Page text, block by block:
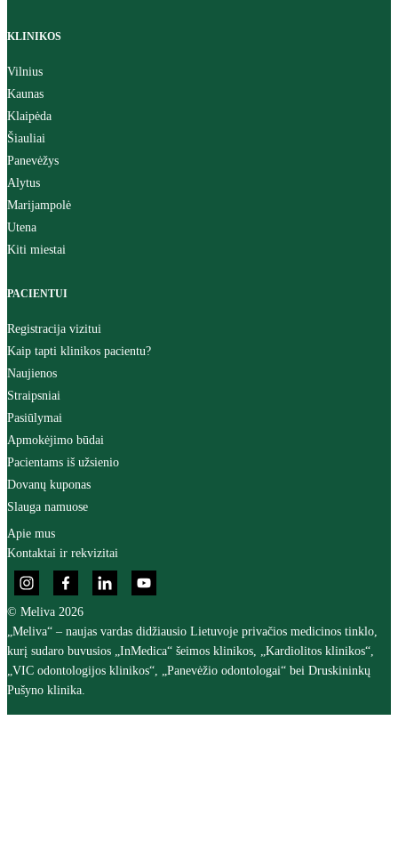
KLINIKOS
Vilnius
Kaunas
Klaipėda
Šiauliai
Panevėžys
Alytus
Marijampolė
Utena
Kiti miestai
PACIENTUI
Registracija vizitui
Kaip tapti klinikos pacientu?
Naujienos
Straipsniai
Pasiūlymai
Apmokėjimo būdai
Pacientams iš užsienio
Dovanų kuponas
Slauga namuose
Apie mus
Kontaktai ir rekvizitai
© Meliva 2026
„Meliva“ – naujas vardas didžiausio Lietuvoje privačios medicinos tinklo,
kurį sudaro buvusios „InMedica“ šeimos klinikos, „Kardiolitos klinikos“,
„VIC odontologijos klinikos“, „Panevėžio odontologai“ bei Druskininkų
Pušyno klinika.